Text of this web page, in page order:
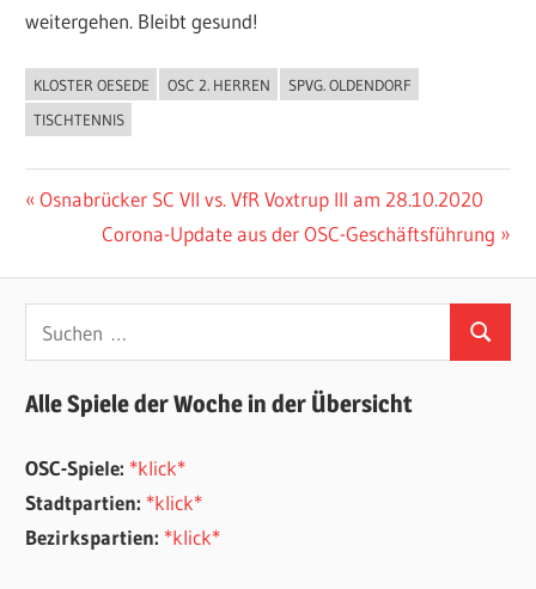
weitergehen. Bleibt gesund!
ALLGEMEIN
KLOSTER OESEDE OSC 2. HERREN
SPVG. OLDENDORF
TISCHTENNIS
Beitragsnavigation
Vorheriger
Beitrag:
Osnabrücker SC VII vs. VfR Voxtrup III am 28.10.2020
Nächster
Corona-Update aus der OSC-Geschäftsführung
nach:
Suchen
Alle Spiele der Woche in der Übersicht
OSC-Spiele: *klick*
Stadtpartien: *klick*
Bezirkspartien: *klick*